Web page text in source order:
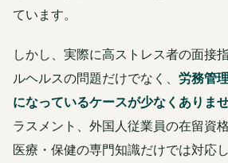
ています。
しかし、実際に高ストレス者の面接
ルヘルスの問題だけでなく、 労務管
になっているケースが少なくありま
ラスメント、外国人従業員の在留
医療・保健の専門知識だけでは対応